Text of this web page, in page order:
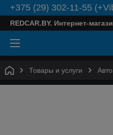
+375 (29) 302-11-55
REDCAR.BY. Интернет-
Товары и услуги